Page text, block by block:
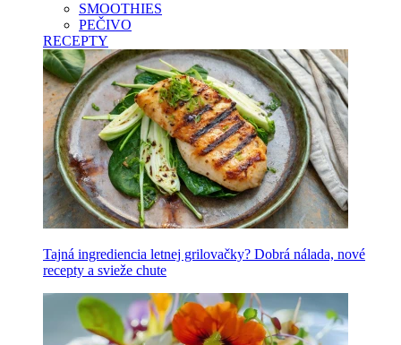
SMOOTHIES
PEČIVO
RECEPTY
Tajná ingrediencia letnej grilovačky? Dobrá nálada, nové
recepty a svieže chute